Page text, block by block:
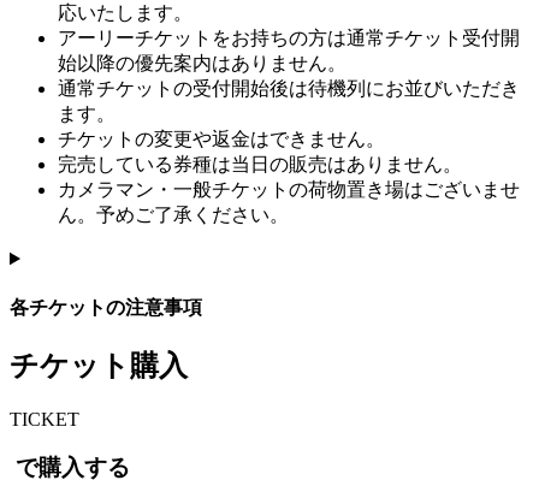
応いたします。
アーリーチケットをお持ちの方は通常チケット受付開
始以降の優先案内はありません。
通常チケットの受付開始後は待機列にお並びいただき
ます。
チケットの変更や返金はできません。
完売している券種は当日の販売はありません。
カメラマン・一般チケットの荷物置き場はございませ
ん。予めご了承ください。
各チケットの注意事項
チケット購入
TICKET
で購入する